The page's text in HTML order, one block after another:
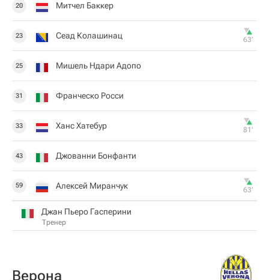
20 Митчел Баккер
23 Сеад Колашинац 63‎’‎
25 Мишель Ндари Адопо
31 Франческо Росси
33 Ханс Хатебур 81‎’‎
43 Джованни Бонфанти
59 Алексей Миранчук 63‎’‎
Джан Пьеро Гасперини
Тренер
Верона